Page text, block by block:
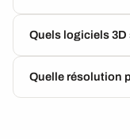
Quels logiciels
Quelle résolution